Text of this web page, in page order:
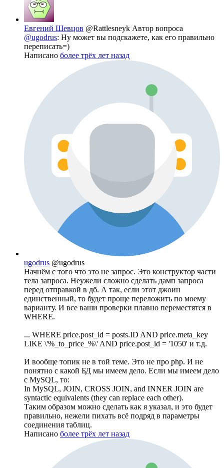
Евгений Шевцов @Rattlesneyk Автор вопроса
@ugodrus: Ну может вы подскажете, как его правильно
переписать=)
Написано более трёх лет назад
ugodrus @ugodrus
Начнём с того что это не запрос. Это конструктор части
тела запроса. Неужели сложно сделать дамп запроса
перед отправкой в дб. А так, если этот джоин
единственный, то будет проще переложить по моему
варианту. И все ваши проверки плавно переместятся в
WHERE.
... WHERE price.post_id = posts.ID AND price.meta_key
LIKE \'%_to_price_%\' AND price.post_id = '1050' и т.д.
И вообще топик не в той теме. Это не про php. И не
понятно с какой БД мы имеем дело. Если мы имеем дело
с MySQL, то:
In MySQL, JOIN, CROSS JOIN, and INNER JOIN are
syntactic equivalents (they can replace each other).
Таким образом можно сделать как я указал, и это будет
правильно, нежели пихать всё подряд в параметры
соединения таблиц.
Написано более трёх лет назад